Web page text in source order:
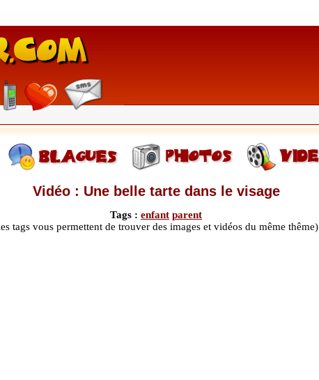
Vidéo : Une belle tarte dans le visage
Tags : enfant parent
tags vous permettent de trouver des images et vidéos du même thême)